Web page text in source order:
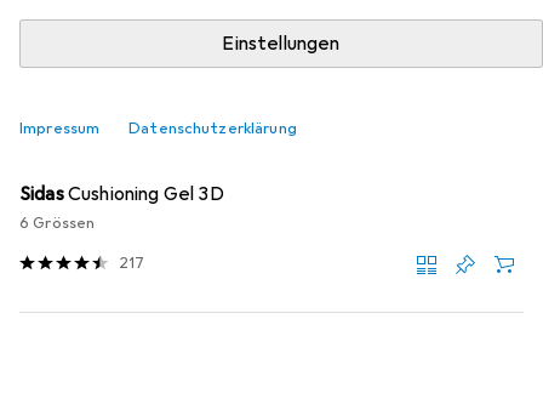
Einstellungen
Impressum Datenschutzerklärung
Sohlen
SidasCushioning Gel 3D
6 Grössen
217